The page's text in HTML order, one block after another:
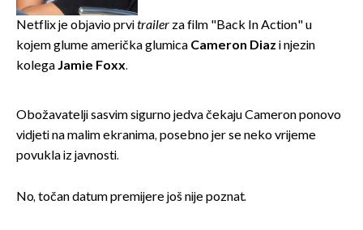
Hrvat
Netflix je objavio prvitrailerza film "Back In Action" u
kojem glume američka glumica Cameron Diaz i njezin
kolegaJamie Foxx.
Obožavatelji sasvim sigurno jedva čekaju Cameron ponovo
vidjeti na malim ekranima, posebno jer se neko vrijeme
povukla iz javnosti.
No, točan datum premijere još nije poznat.